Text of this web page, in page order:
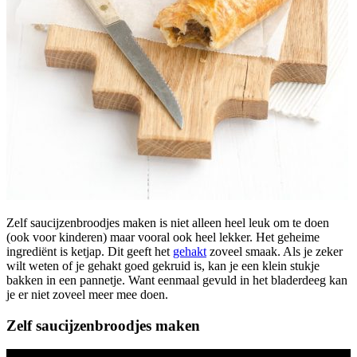
Zelf saucijzenbroodjes maken is niet alleen heel leuk om te doen
(ook voor kinderen) maar vooral ook heel lekker. Het geheime
ingrediënt is ketjap. Dit geeft het gehakt zoveel smaak. Als je zeker
wilt weten of je gehakt goed gekruid is, kan je een klein stukje
bakken in een pannetje. Want eenmaal gevuld in het bladerdeeg kan
je er niet zoveel meer mee doen.
Zelf saucijzenbroodjes maken